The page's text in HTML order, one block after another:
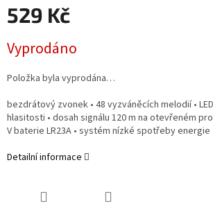
529 Kč
cena:
Vyprodáno
Položka byla vyprodána…
bezdrátový zvonek • 48 vyzváněcích melodií •
hlasitosti • dosah signálu 120 m na otevřeném
V baterie LR23A • systém nízké spotřeby energie
Detailní informace